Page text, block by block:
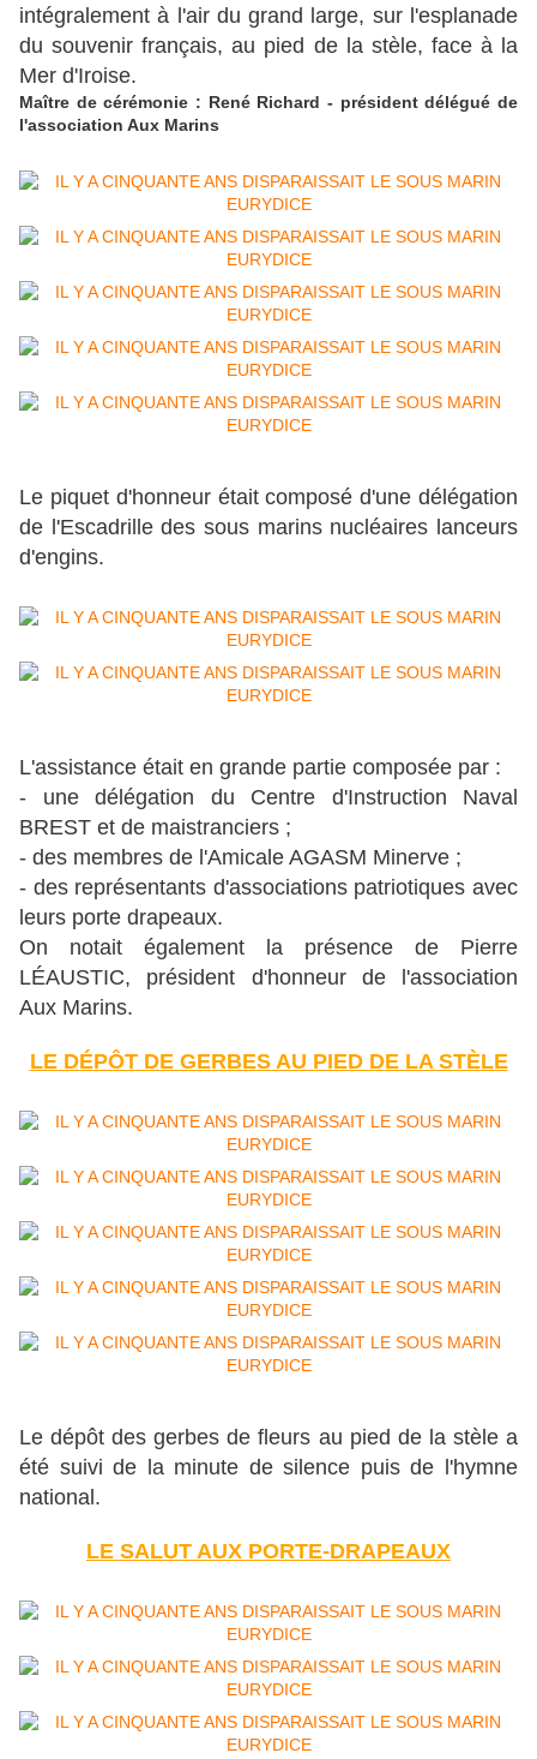
intégralement à l'air du grand large, sur l'esplanade
du souvenir français, au pied de la stèle, face à la
Mer d'Iroise.
Maître de cérémonie : René Richard - président délégué de
l'association Aux Marins
Le piquet d'honneur était composé d'une délégation
de l'Escadrille des sous marins nucléaires lanceurs
d'engins.
L'assistance était en grande partie composée par :
- une délégation du Centre d'Instruction Naval
BREST et de maistranciers ;
- des membres de l'Amicale AGASM Minerve ;
- des représentants d'associations patriotiques avec
leurs porte drapeaux.
On notait également la présence de Pierre
LÉAUSTIC, président d'honneur de l'association
Aux Marins.
LE DÉPÔT DE GERBES AU PIED DE LA STÈLE
Le dépôt des gerbes de fleurs au pied de la stèle a
été suivi de la minute de silence puis de l'hymne
national.
LE SALUT AUX PORTE-DRAPEAUX